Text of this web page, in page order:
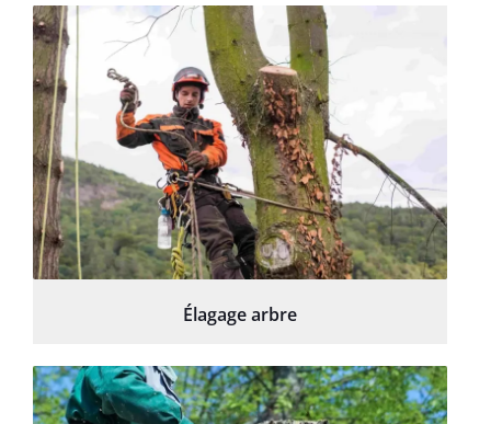
Élagage arbre